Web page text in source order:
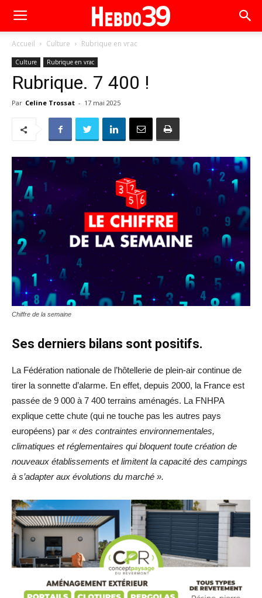
Accueil Culture Rubrique en vrac
Culture Rubrique en vrac
Rubrique. 7 400 !
Par Celine Trossat - 17 mai 2025
Chiffre de la semaine
Ses derniers bilans sont positifs.
La Fédération nationale de l’hôtellerie de plein-air continue de
tirer la sonnette d’alarme. En effet, depuis 2000, la France est
passée de 9 000 à 7 400 terrains aménagés. La FNHPA
explique cette chute (qui ne touche pas les autres pays
européens) par « des contraintes environnementales,
climatiques et réglementaires qui bloquent toute création de
nouveaux établissements et limitent la capacité des campings
à s’adapter aux évolutions du marché ».